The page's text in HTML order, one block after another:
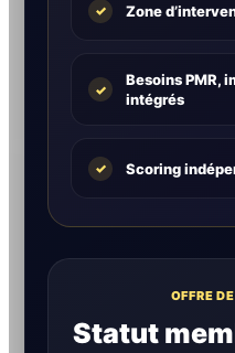
✓ Zone
✓
Besoins PMR,
intégrés
✓ Scoring
OFFRE
Statut